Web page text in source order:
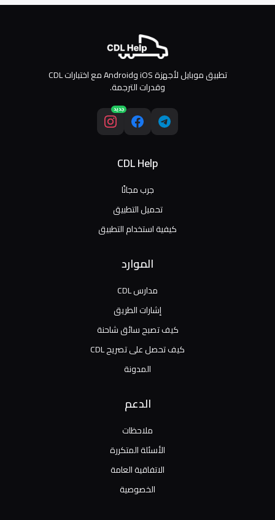
تطبيق موبايل لأجهزة iOS وAndroid مع اختبارات CDL
وقدرات الترجمة.
جديد
CDL Help
جرب مجانًا
تحميل التطبيق
كيفية استخدام التطبيق
الموارد
مدارس CDL
إشارات الطريق
كيف تصبح سائق شاحنة
كيف تحصل على تصريح CDL
المدونة
الدعم
ملاحظات
الأسئلة المتكررة
الاتفاقية العامة
الخصوصية